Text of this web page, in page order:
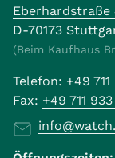
Eberhardstraße
D-70173
(Beim Kaufhaus
Telefon: +49
Fax: +49 711